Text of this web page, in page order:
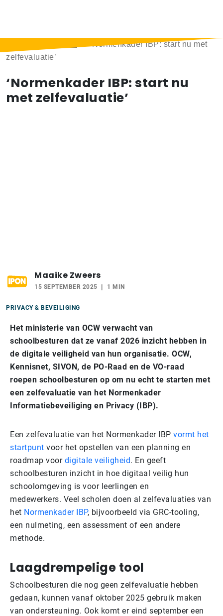
‘Normenkader IBP: start nu met
zelfevaluatie’
‘Normenkader IBP: start nu
met zelfevaluatie’
Maaike Zweers
15 SEPTEMBER 2025 1 MIN
PRIVACY & BEVEILIGING
Het ministerie van OCW verwacht van
schoolbesturen dat ze vanaf 2026 inzicht hebben in
de digitale veiligheid van hun organisatie. OCW,
Kennisnet, SIVON, de PO-Raad en de VO-raad
roepen schoolbesturen op om nu echt te starten met
een zelfevaluatie van het Normenkader
Informatiebeveiliging en Privacy (IBP).
Een zelfevaluatie van het Normenkader IBP vormt het
startpunt voor het opstellen van een planning en
roadmap voor digitale veiligheid. En geeft
schoolbesturen inzicht in hoe digitaal veilig hun
schoolomgeving is voor leerlingen en
medewerkers. Veel scholen doen al zelfevaluaties van
het Normenkader IBP, bijvoorbeeld via GRC-tooling,
een nulmeting, een assessment of een andere
methode.
Laagdrempelige tool
Schoolbesturen die nog geen zelfevaluatie hebben
gedaan, kunnen vanaf oktober 2025 gebruik maken
van ondersteuning. Ook komt er eind september een